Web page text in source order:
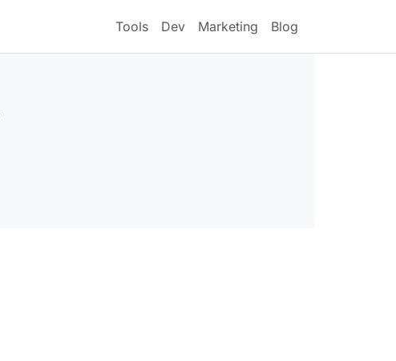
Tools Dev Marketing Blog